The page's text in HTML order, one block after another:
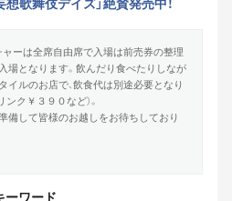
歌舞伎デイズ」絶賛発売中！
ャーは全席自由席で入場は前売券の整理
場となります。飲んだり食べたりしなが
イルのお店で、飲食代は別途必要となり
ク￥３９０など）。
備して皆様のお越しをお待ちしており
ーワード